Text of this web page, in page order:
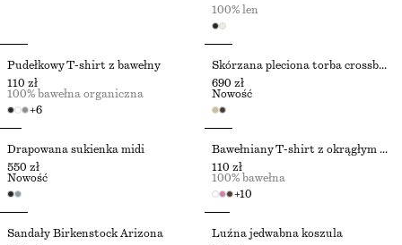
100% len
Pudełkowy T-shirt z bawełny
110 zł
+6
100% bawełna organiczna
Skórzana pleciona torba crossbody
690 zł
Nowość
Drapowana sukienka midi
550 zł
Nowość
Bawełniany T-shirt z okrągłym dekoltem
110 zł
+10
100% bawełna
Sandały Birkenstock Arizona
Luźna jedwabna koszula